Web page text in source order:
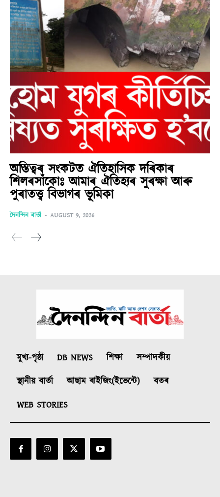
অস্তিত্বৰ সংকটত ঐতিহাসিক দৰিকাৰ
শিলৰসাঁকোঃ আমাৰ ঐতিহ্যৰ সুৰক্ষা আৰু
পুৰাতত্ত্ব বিভাগৰ ভূমিকা
দৈনন্দিন বাৰ্তা - AUGUST 9, 2026
মুখ্য-পৃষ্ঠা DB NEWS শিক্ষা
সম্পাদকীয়
স্থানীয় বাৰ্তা
আছাম ৰাইজিং(ইভেন্টে)
বতৰ
WEB STORIES